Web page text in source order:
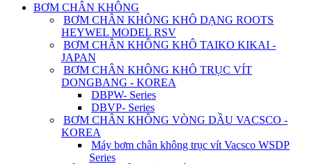
BƠM CHÂN KHÔNG
BƠM CHÂN KHÔNG KHÔ DẠNG ROOTS
HEYWEL MODEL RSV
BƠM CHÂN KHÔNG KHÔ TAIKO KIKAI -
JAPAN
BƠM CHÂN KHÔNG KHÔ TRỤC VÍT
DONGBANG - KOREA
DBPW- Series
DBVP- Series
BƠM CHÂN KHÔNG VÒNG DẦU VACSCO -
KOREA
Máy bơm chân không trục vít Vacsco WSDP
Series